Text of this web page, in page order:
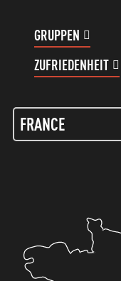
GRUPPEN
ZUFRIEDENHEIT